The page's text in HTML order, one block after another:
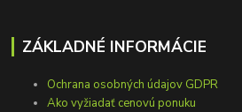
ZÁKLADNÉ INFORMÁCIE
Ochrana osobných údajov GDPR
Ako vyžiadať cenovú ponuku